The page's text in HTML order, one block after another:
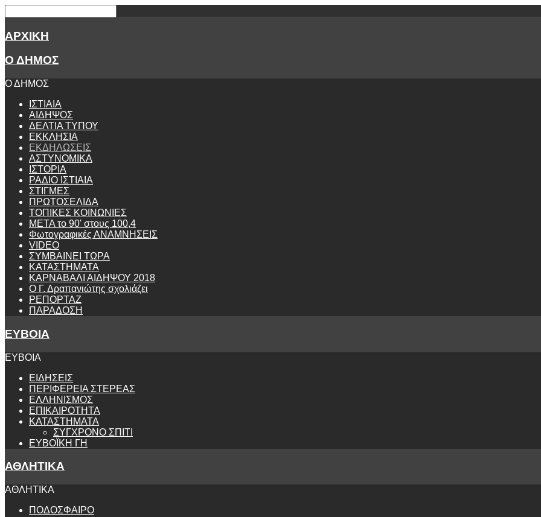
ΑΡΧΙΚΗ
Ο ΔΗΜΟΣ
Ο ΔΗΜΟΣ
ΙΣΤΙΑΙΑ
ΑΙΔΗΨΟΣ
ΔΕΛΤΙΑ ΤΥΠΟΥ
ΕΚΚΛΗΣΙΑ
ΕΚΔΗΛΩΣΕΙΣ
ΑΣΤΥΝΟΜΙΚΑ
ΙΣΤΟΡΙΑ
ΡΑΔΙΟ ΙΣΤΙΑΙΑ
ΣΤΙΓΜΕΣ
ΠΡΩΤΟΣΕΛΙΔΑ
ΤΟΠΙΚΕΣ ΚΟΙΝΩΝΙΕΣ
ΜΕΤΑ το 90' στους 100,4
Φωτογραφικές ΑΝΑΜΝΗΣΕΙΣ
VIDEO
ΣΥΜΒΑΙΝΕΙ ΤΩΡΑ
ΚΑΤΑΣΤΗΜΑΤΑ
ΚΑΡΝΑΒΑΛΙ ΑΙΔΗΨΟΥ 2018
Ο Γ. Δραπανιώτης σχολιάζει
ΡΕΠΟΡΤΑΖ
ΠΑΡΑΔΟΣΗ
ΕΥΒΟΙΑ
ΕΥΒΟΙΑ
ΕΙΔΗΣΕΙΣ
ΠΕΡΙΦΕΡΕΙΑ ΣΤΕΡΕΑΣ
ΕΛΛΗΝΙΣΜΟΣ
ΕΠΙΚΑΙΡΟΤΗΤΑ
ΚΑΤΑΣΤΗΜΑΤΑ
ΣΥΓΧΡΟΝΟ ΣΠΙΤΙ
ΕΥΒΟΪΚΗ ΓΗ
ΑΘΛΗΤΙΚΑ
ΑΘΛΗΤΙΚΑ
ΠΟΔΟΣΦΑΙΡΟ